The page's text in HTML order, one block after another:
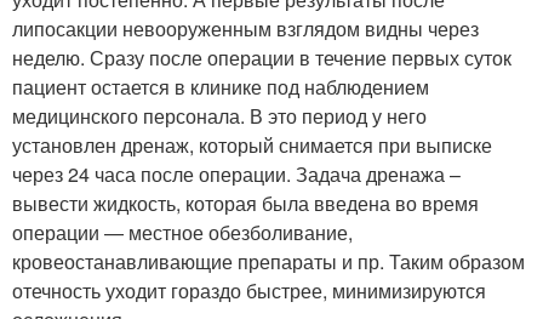
липосакции невооруженным взглядом видны через
неделю. Сразу после операции в течение первых суток
пациент остается в клинике под наблюдением
медицинского персонала. В это период у него
установлен дренаж, который снимается при выписке
через 24 часа после операции. Задача дренажа –
вывести жидкость, которая была введена во время
операции — местное обезболивание,
кровеостанавливающие препараты и пр. Таким образом
отечность уходит гораздо быстрее, минимизируются